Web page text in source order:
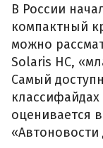
В России
компактный
можно
Solaris HC,
Самый
оценивается
«Автоновости